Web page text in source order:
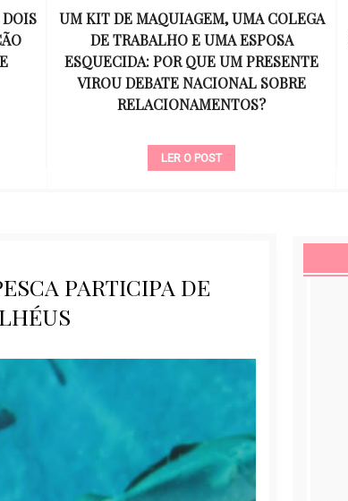
APÓS O SUCESSO DE EU VOU TE
ENCONTRAR, NETFLIX ANUNCIA SÉRIE
DE MYRON BOLITAR, O PERSONAGEM
MAIS ICÔNICO DE HARLAN COBEN
PARTICIPA DE